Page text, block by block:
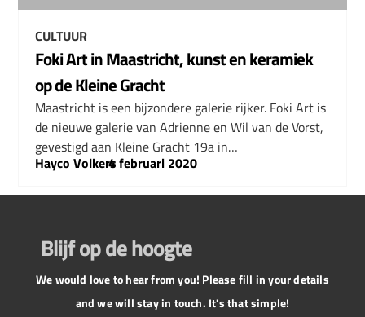
CULTUUR
Foki Art in Maastricht, kunst en keramiek
op de Kleine Gracht
Maastricht is een bijzondere galerie rijker. Foki Art is
de nieuwe galerie van Adrienne en Wil van de Vorst,
gevestigd aan Kleine Gracht 19a in…
Hayco Volkers
–
4 februari 2020
Blijf op de hoogte
We would love to hear from you! Please fill in your details
and we will stay in touch. It's that simple!